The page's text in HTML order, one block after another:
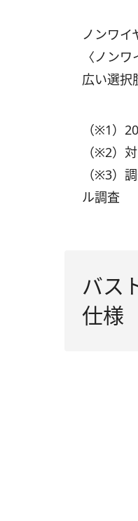
ノンワイ
〈ノン
広い選択
（※1）
（※2）
（※3）
ル調査
バス
仕様